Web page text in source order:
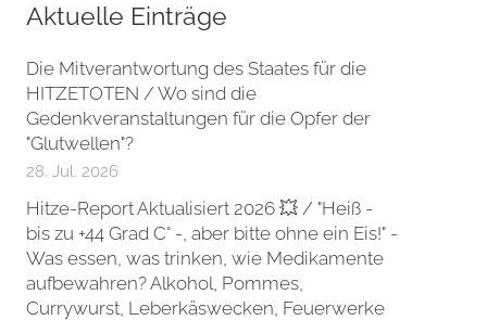
Aktuelle Einträge
Die Mitverantwortung des Staates für die
HITZETOTEN / Wo sind die
Gedenkveranstaltungen für die Opfer der
"Glutwellen"?
28. Jul. 2026
Hitze-Report Aktualisiert 2026 💥 / "Heiß -
bis zu +44 Grad C° -, aber bitte ohne ein Eis!" -
Was essen, was trinken, wie Medikamente
aufbewahren? Alkohol, Pommes,
Currywurst, Leberkäswecken, Feuerwerke